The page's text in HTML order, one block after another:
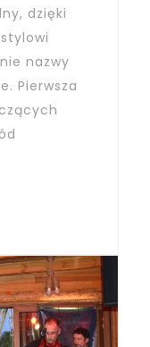
dzięki
nazwy
Pierwsza